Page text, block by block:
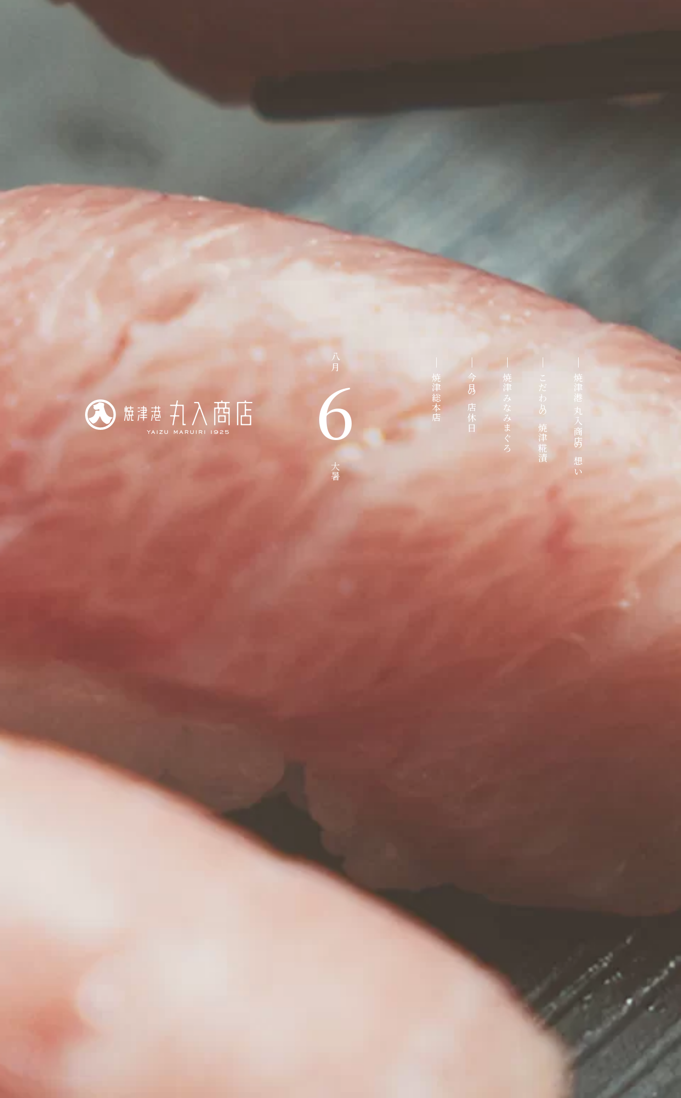
八月
6
大暑 焼津港 丸入商店の想い
こだわりの焼津糀漬
焼津みなみまぐろ
今月の店休日
焼津総本店
創業百年の老舗魚卸が目利きした
最高品質の焼津みなみまぐろと、
魚の旨味を引き出した糀漬けの専門店です。
食は笑顔の原点、食は活力の源泉。
海の幸豊かな焼津から
今日も笑顔と活力を届けます。